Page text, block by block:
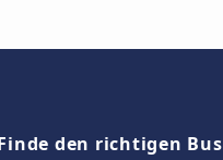
den richtigen Bus